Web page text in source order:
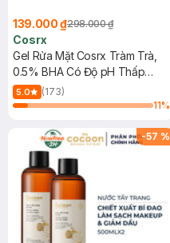
139.000 ₫298.000 ₫
Cosrx
Gel Rửa Mặt Cosrx Tràm Trà,
0.5% BHA Có Độ pH Thấp
150ml
5.0
(173)
11%
-57 %